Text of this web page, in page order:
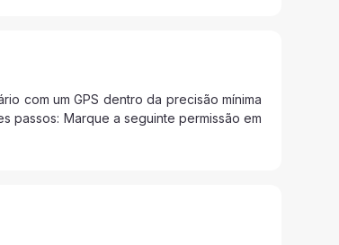
com um GPS dentro da precisão mínima
passos: Marque a seguinte permissão em